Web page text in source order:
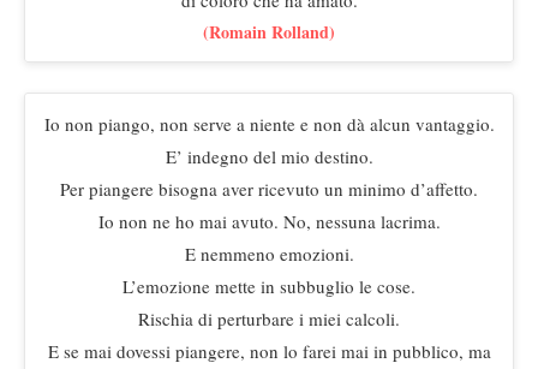
(Romain Rolland)
Io non piango, non serve a niente e non dà alcun vantaggio.
E’ indegno del mio destino.
Per piangere bisogna aver ricevuto un minimo d’affetto.
Io non ne ho mai avuto. No, nessuna lacrima.
E nemmeno emozioni.
L’emozione mette in subbuglio le cose.
Rischia di perturbare i miei calcoli.
E se mai dovessi piangere, non lo farei mai in pubblico, ma